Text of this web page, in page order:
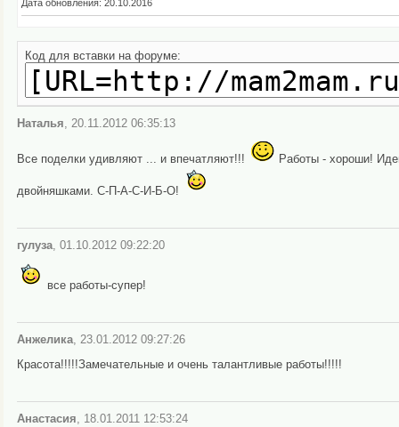
Дата обновления: 20.10.2016
Код для вставки на форуме:
Наталья, 20.11.2012 06:35:13
Все поделки удивляют ... и впечатляют!!! Работы - хороши!
двойняшками. С-П-А-С-И-Б-О!
гулуза, 01.10.2012 09:22:20
все работы-cупер!
Анжелика, 23.01.2012 09:27:26
Красота!!!!!Замечательные и очень талантливые работы!!!!!
Анастасия, 18.01.2011 12:53:24